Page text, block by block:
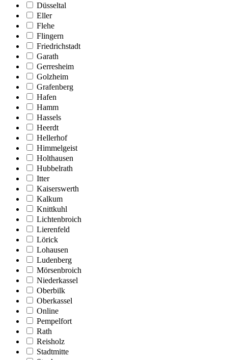
Düsseltal
Eller
Flehe
Flingern
Friedrichstadt
Garath
Gerresheim
Golzheim
Grafenberg
Hafen
Hamm
Hassels
Heerdt
Hellerhof
Himmelgeist
Holthausen
Hubbelrath
Itter
Kaiserswerth
Kalkum
Knittkuhl
Lichtenbroich
Lierenfeld
Lörick
Lohausen
Ludenberg
Mörsenbroich
Niederkassel
Oberbilk
Oberkassel
Online
Pempelfort
Rath
Reisholz
Stadtmitte